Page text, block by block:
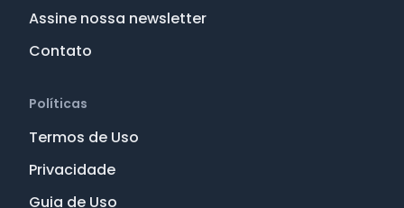
Assine nossa newsletter
Contato
Políticas
Termos de Uso
Privacidade
Guia de Uso